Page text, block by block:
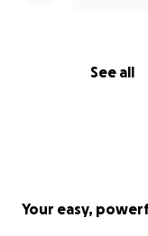
See all
Your easy,